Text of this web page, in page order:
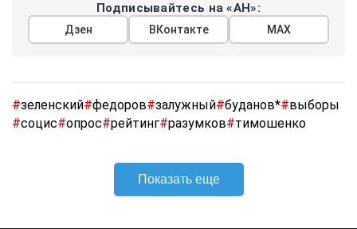
Подписывайтесь на «АН»:
Дзен ВКонтакте МАХ
#зеленский#федоров#залужный#буданов*#выборы
#социс#опрос#рейтинг#разумков#тимошенко
Показать еще